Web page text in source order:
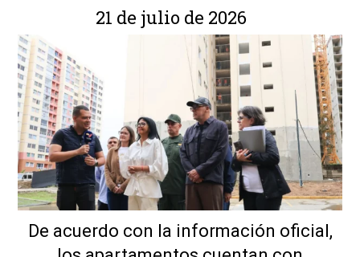
21 de julio de 2026
De acuerdo con la información oficial,